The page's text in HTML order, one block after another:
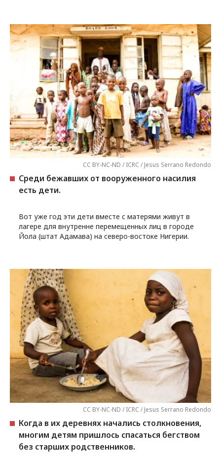
CC BY-NC-ND / ICRC / Jesus Serrano Redondo
Среди бежавших от вооруженного насилия
есть дети.
Вот уже год эти дети вместе с матерями живут в
лагере для внутренне перемещенных лиц в городе
Йола (штат Адамава) на северо-востоке Нигерии.
CC BY-NC-ND / ICRC / Jesus Serrano Redondo
Когда в их деревнях начались столкновения,
многим детям пришлось спасаться бегством
без старших родственников.